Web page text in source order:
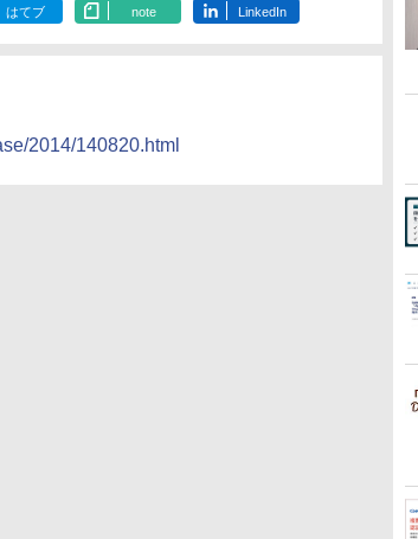
はてブ note LinkedIn
2014/140820.html